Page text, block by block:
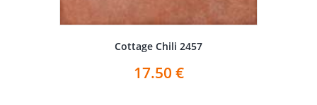
Cottage Chili 2457
17.50 €